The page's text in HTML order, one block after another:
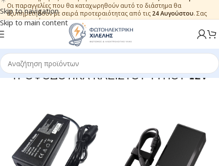
Skip to navigation
Skip to main content
Οι παραγγελίες που θα καταχωρηθούν αυτό το διάστημα θα
εξυπηρετηθούν με σειρά προτεραιότητας από τις 24 Αυγούστου. Σας
ευχαριστούμε για την εμπιστοσύνη.
ΤΡΟΦΟΔΟΤΙΚΑ ΚΛΕΙΣΤΟΥ ΤΥΠΟΥ 12V